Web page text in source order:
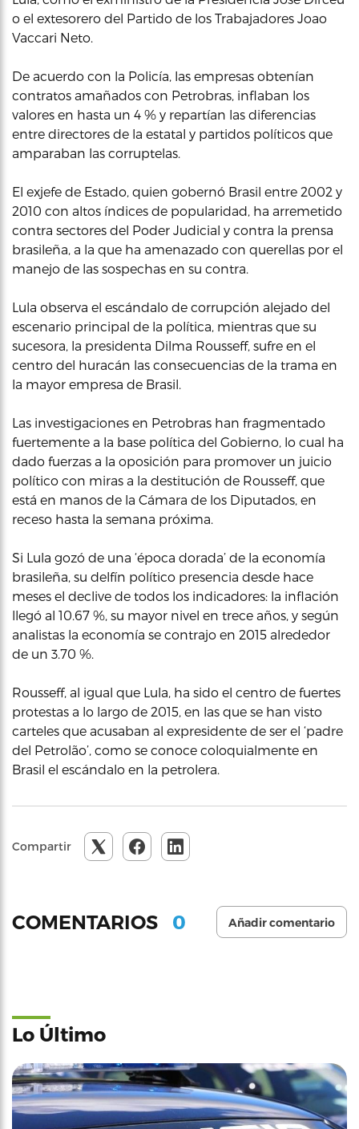
o el extesorero del Partido de los Trabajadores Joao
Vaccari Neto.
De acuerdo con la Policía, las empresas obtenían
contratos amañados con Petrobras, inflaban los
valores en hasta un 4 % y repartían las diferencias
entre directores de la estatal y partidos políticos que
amparaban las corruptelas.
El exjefe de Estado, quien gobernó Brasil entre 2002 y
2010 con altos índices de popularidad, ha arremetido
contra sectores del Poder Judicial y contra la prensa
brasileña, a la que ha amenazado con querellas por el
manejo de las sospechas en su contra.
Lula observa el escándalo de corrupción alejado del
escenario principal de la política, mientras que su
sucesora, la presidenta Dilma Rousseff, sufre en el
centro del huracán las consecuencias de la trama en
la mayor empresa de Brasil.
Las investigaciones en Petrobras han fragmentado
fuertemente a la base política del Gobierno, lo cual ha
dado fuerzas a la oposición para promover un juicio
político con miras a la destitución de Rousseff, que
está en manos de la Cámara de los Diputados, en
receso hasta la semana próxima.
Si Lula gozó de una ‘época dorada’ de la economía
brasileña, su delfín político presencia desde hace
meses el declive de todos los indicadores: la inflación
llegó al 10.67 %, su mayor nivel en trece años, y según
analistas la economía se contrajo en 2015 alrededor
de un 3.70 %.
Rousseff, al igual que Lula, ha sido el centro de fuertes
protestas a lo largo de 2015, en las que se han visto
carteles que acusaban al expresidente de ser el ‘padre
del Petrolão’, como se conoce coloquialmente en
Brasil el escándalo en la petrolera.
Compartir
COMENTARIOS 0 Añadir comentario
Lo Último